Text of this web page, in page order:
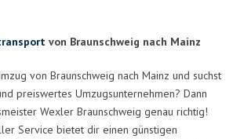
von Braunschweig nach Mainz
von Braunschweig nach Mainz und suchst
preiswertes Umzugsunternehmen? Dann
Wexler Braunschweig genau richtig!
Service bietet dir einen günstigen